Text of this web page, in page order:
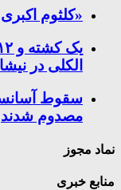
«کلثوم
الکلی در
مصدوم شدند
نماد مجوز
منابع خبری